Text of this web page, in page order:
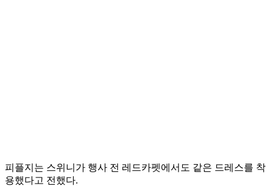
피플지는 스위니가 행사 전 레드카펫에서도 같은 드레스를 착
용했다고 전했다.